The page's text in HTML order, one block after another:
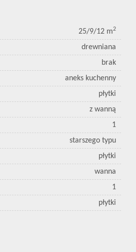
25/9/12 m2
drewniana
brak
aneks kuchenny
płytki
z wanną
1
starszego typu
płytki
wanna
1
płytki